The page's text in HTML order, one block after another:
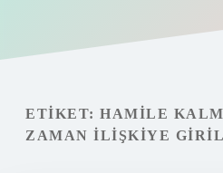
Gizlilik Politikası
Hakkımızda
ETIKET: HAMILE
ZAMAN ILIŞKIYE